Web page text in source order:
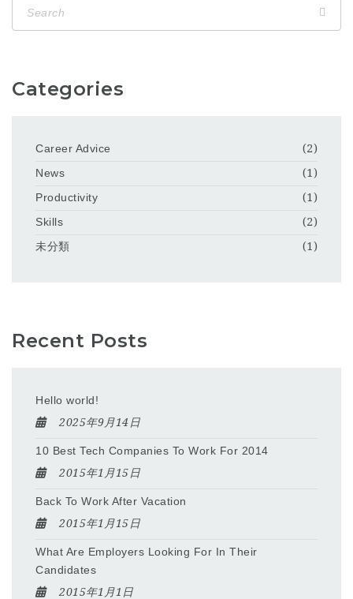
Categories
Career Advice
(2)
News
(1)
Productivity
(1)
Skills
(2)
未分類
(1)
Recent Posts
Hello world!
2025年9月14日
10 Best Tech Companies To Work For 2014
2015年1月15日
Back To Work After Vacation
2015年1月15日
What Are Employers Looking For In Their
Candidates
2015年1月1日